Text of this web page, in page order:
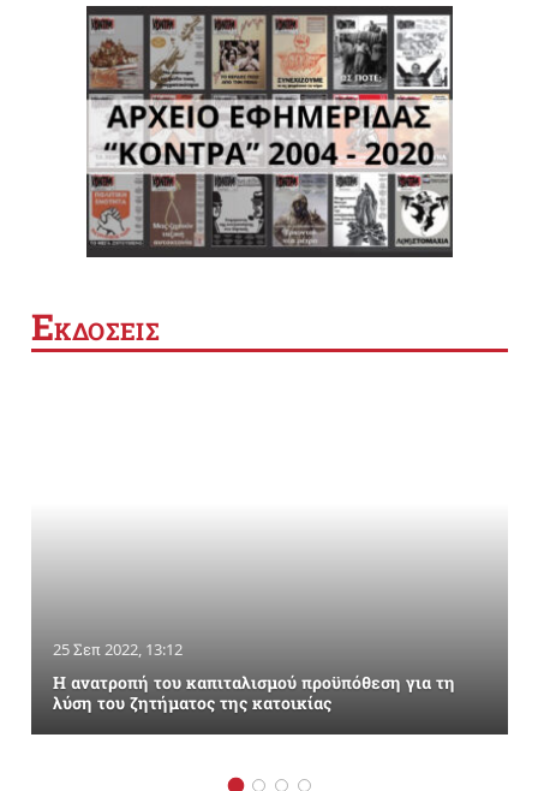
ΕΚΔΟΣΕΙΣ
25 Σεπ 2022, 13:12
Η ανατροπή του καπιταλισμού προϋπόθεση για τη
λύση του ζητήματος της κατοικίας